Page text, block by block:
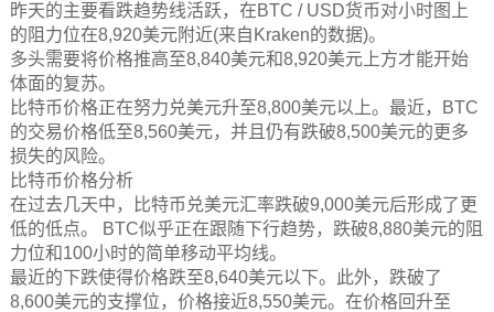
昨天的主要看跌趋势线活跃，在BTC / USD货币对小时图上
的阻力位在8,920美元附近(来自Kraken的数据)。
多头需要将价格推高至8,840美元和8,920美元上方才能开始
体面的复苏。
比特币价格正在努力兑美元升至8,800美元以上。最近，BTC
的交易价格低至8,560美元，并且仍有跌破8,500美元的更多
损失的风险。
比特币价格分析
在过去几天中，比特币兑美元汇率跌破9,000美元后形成了更
低的低点。 BTC似乎正在跟随下行趋势，跌破8,880美元的阻
力位和100小时的简单移动平均线。
最近的下跌使得价格跌至8,640美元以下。此外，跌破了
8,600美元的支撑位，价格接近8,550美元。在价格回升至